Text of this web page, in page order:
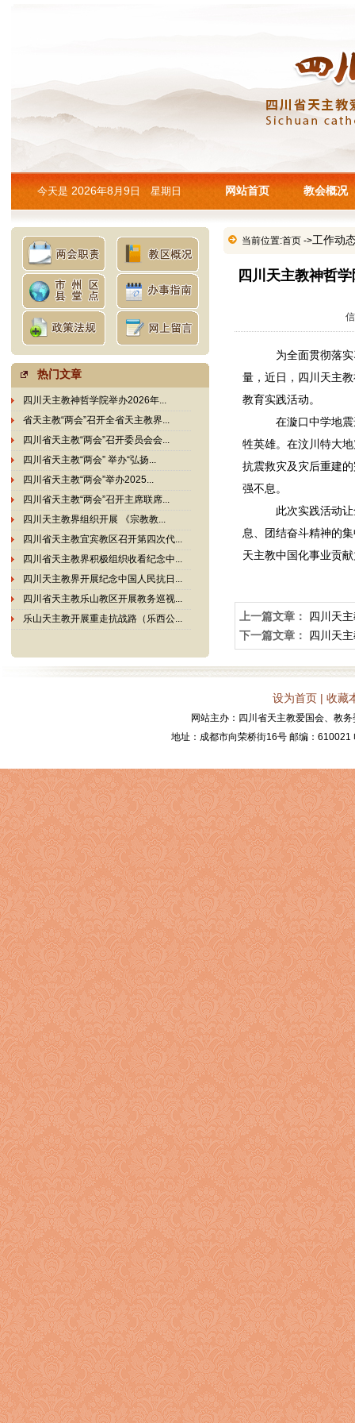
今天是 2026年8月 9日 星期日 网站首页 教会概况
热门文章
四川天主教神哲学院举办2026年...
省天主教“两会”召开全省天主教界...
四川省天主教“两会”召开委员会会...
四川省天主教“两会” 举办“弘扬...
四川省天主教“两会”举办2025...
四川省天主教“两会”召开主席联席...
四川天主教界组织开展 《宗教教...
四川省天主教宜宾教区召开第四次代...
四川省天主教界积极组织收看纪念中...
四川天主教界开展纪念中国人民抗日...
四川省天主教乐山教区开展教务巡视...
乐山天主教开展重走抗战路（乐西公...
当前位置:首页 ->工作动
四川天主教神哲
为全面贯彻落
量，近日 ，四川天主
教育实践活动。
在漩口中学地
牲英雄。在汶川特大
抗震救灾及灾后重建
强不息。
此次实践活动
息、团结奋斗精神的
天主教中国化事业贡
上一篇文章：
四川天
下一篇文章：
四川天
设为首页 | 收藏
网站主办：四川省天主教爱国会、教
地址：成都市向荣桥街16号 邮编：